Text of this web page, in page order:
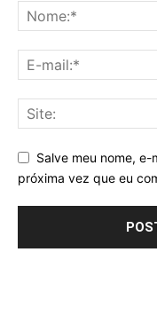
Salve meu nome,
próxima vez que eu